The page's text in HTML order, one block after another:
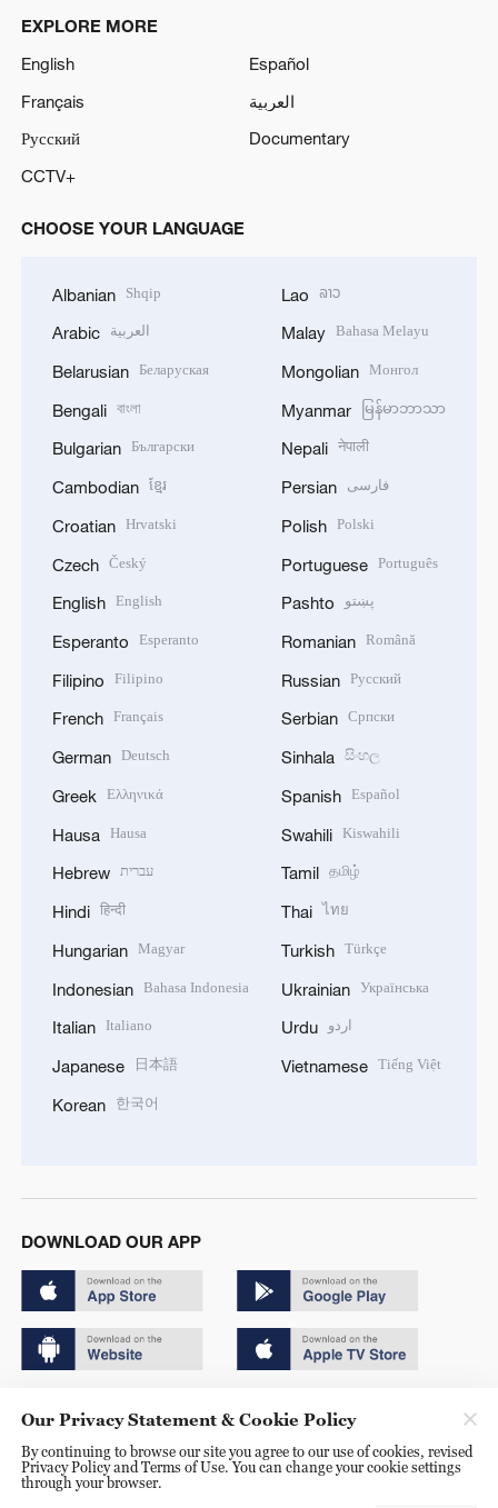
EXPLORE MORE
English
Español
Français
العربية
Русский
Documentary
CCTV+
CHOOSE YOUR LANGUAGE
Albanian Shqip
Arabic العربية
Belarusian Беларуская
Bengali বাংলা
Bulgarian Български
Cambodian ខ្មែរ
Croatian Hrvatski
Czech Český
English English
Esperanto Esperanto
Filipino Filipino
French Français
German Deutsch
Greek Ελληνικά
Hausa Hausa
Hebrew עברית
Hindi हिन्दी
Hungarian Magyar
Indonesian Bahasa Indonesia
Italian Italiano
Japanese 日本語
Korean 한국어
Lao ລາວ
Malay Bahasa Melayu
Mongolian Монгол
Myanmar မြန်မာဘာသာ
Nepali नेपाली
Persian فارسی
Polish Polski
Portuguese Português
Pashto پښتو
Romanian Română
Russian Русский
Serbian Српски
Sinhala සිංහල
Spanish Español
Swahili Kiswahili
Tamil தமிழ்
Thai ไทย
Turkish Türkçe
Ukrainian Українська
Urdu اردو
Vietnamese Tiếng Việt
DOWNLOAD OUR APP
京ICP备20000184号
京公网安备 11010502050052号
Our Privacy Statement & Cookie Policy
By continuing to browse our site you agree to our use of cookies, revised
Privacy Policy and Terms of Use. You can change your cookie settings
through your browser.